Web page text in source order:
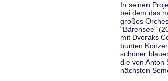
In seinen
bei dem das
großes
"Bärensee"
mit Dvoraks
bunten
schöner
die von Anton
nächsten